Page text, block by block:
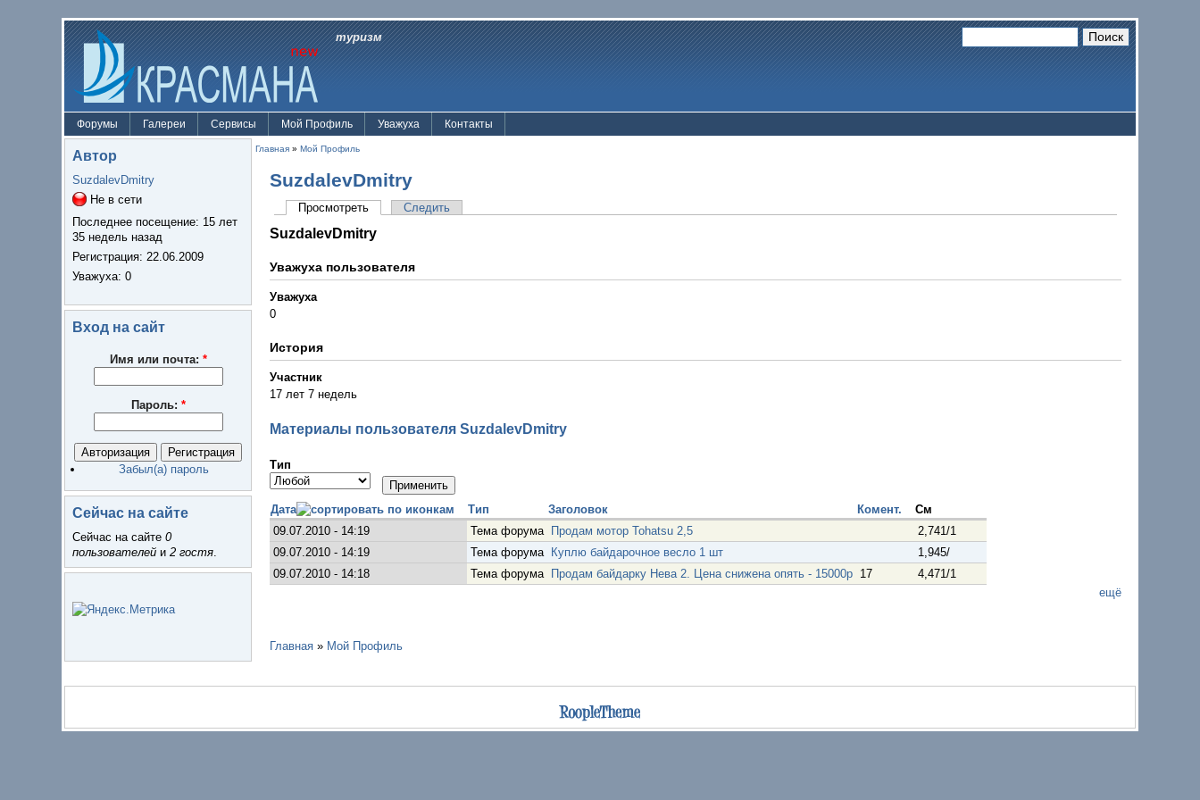
туризм
Форумы Галереи Сервисы Мой Профиль Уважуха Контакты
Автор
SuzdalevDmitry
Не в сети
Последнее посещение: 15 лет
35 недель назад
Регистрация: 22.06.2009
Уважуха: 0
Вход на сайт
Имя или почта: *
Пароль: *
Забыл(а) пароль
Сейчас на сайте
Сейчас на сайте 0
пользователей и 2 гостя.
Главная » Мой Профиль
SuzdalevDmitry
Просмотреть Следить
SuzdalevDmitry
Уважуха пользователя
Уважуха
0
История
Участник
17 лет 7 недель
Материалы пользователя SuzdalevDmitry
Тип
Дата Тип Заголовок Комент.
См
09.07.2010 - 14:19
Тема форума Продам мотор Tohatsu 2,5
2,741/1
09.07.2010 - 14:19
Тема форума Куплю байдарочное весло 1 шт
1,945/
09.07.2010 - 14:18
Тема форума Продам байдарку Нева 2. Цена снижена опять - 15000р 17
4,471/1
ещё
Главная » Мой Профиль